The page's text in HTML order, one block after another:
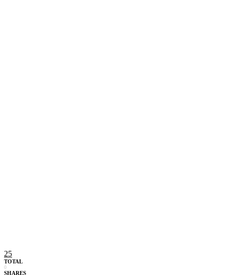
25
TOTAL
0
SHARES